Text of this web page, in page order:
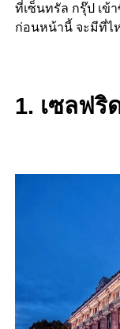
ที่เซ็นทรัล กรุ๊ป เข้
ก่อนหน้านี้ จะมีที่ไ
1. เซลฟริ